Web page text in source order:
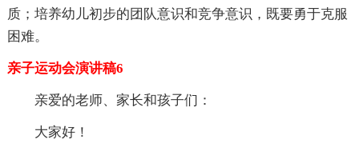
质；培养幼儿初步的团队意识和竞争意识，既要勇于克服
困难。
亲子运动会演讲稿6
亲爱的老师、家长和孩子们：
大家好！